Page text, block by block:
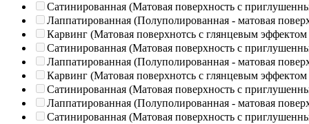
Сатинированная (Матовая поверхность с
Лаппатированная (Полуполированная - матовая
Карвинг (Матовая поверхнотсь с глянцевым эффектом
Сатинированная (Матовая поверхность с
Лаппатированная (Полуполированная - матовая
Карвинг (Матовая поверхнотсь с глянцевым эффектом
Сатинированная (Матовая поверхность с
Лаппатированная (Полуполированная - матовая
Сатинированная (Матовая поверхность с